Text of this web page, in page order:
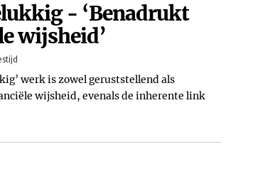
- ‘Benadrukt
wijsheid’
werk is zowel geruststellend als
wijsheid, evenals de inherente link